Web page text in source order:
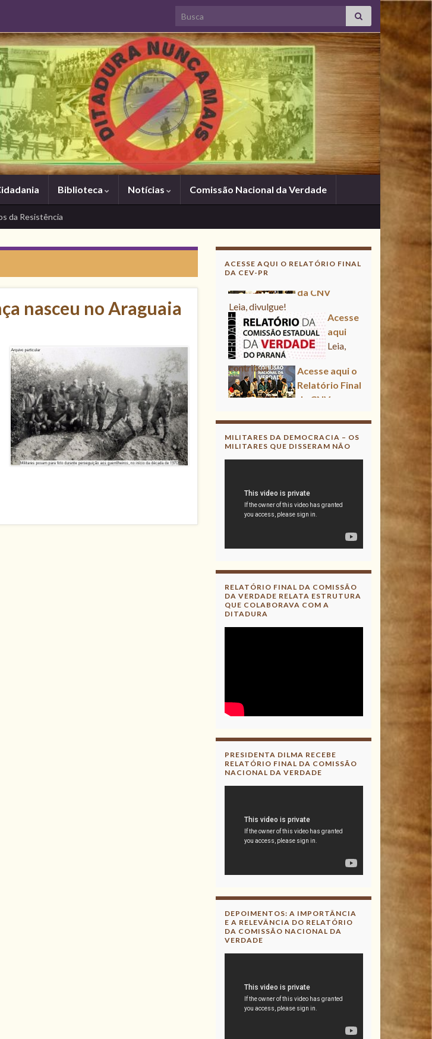
Search for:
Biblioteca Notícias Comissão Nacional da Verdade
da Resistência
nasceu no Araguaia
ACESSE AQUI O RELATÓRIO FINAL
DA CEV-PR
Acesse aqui o
Relatório Final
Leia, divulgue!
Acesse
aqui
Leia,
contribua !
Acesse aqui o
Relatório Final
da CNV
Leia, divulgue!
MILITARES DA DEMOCRACIA – OS
MILITARES QUE DISSERAM NÃO
RELATÓRIO FINAL DA COMISSÃO
DA VERDADE RELATA ESTRUTURA
QUE COLABORAVA COM A
DITADURA
PRESIDENTA DILMA RECEBE
RELATÓRIO FINAL DA COMISSÃO
NACIONAL DA VERDADE
DEPOIMENTOS: A IMPORTÂNCIA
E A RELEVÂNCIA DO RELATÓRIO
DA COMISSÃO NACIONAL DA
VERDADE